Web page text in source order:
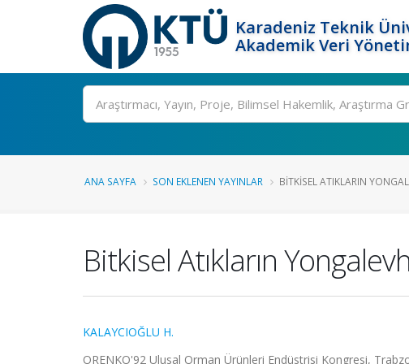
Karadeniz Teknik
Akademik Veri
Ara
ANA SAYFA SON EKLENEN YAYINLAR BITKISEL ATIKLARIN
Bitkisel Atıkların
KALAYCIOĞLU H.
ORENKO'92 Ulusal Orman Ürünleri Endüstrisi Kongresi,